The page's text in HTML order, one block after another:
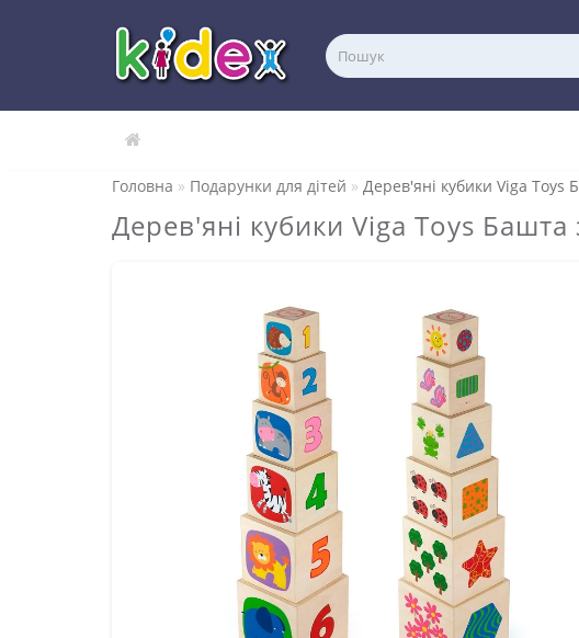
Головна Подарунки для дітей Дерев'яні кубики Viga
Дерев'яні кубики Viga Toys